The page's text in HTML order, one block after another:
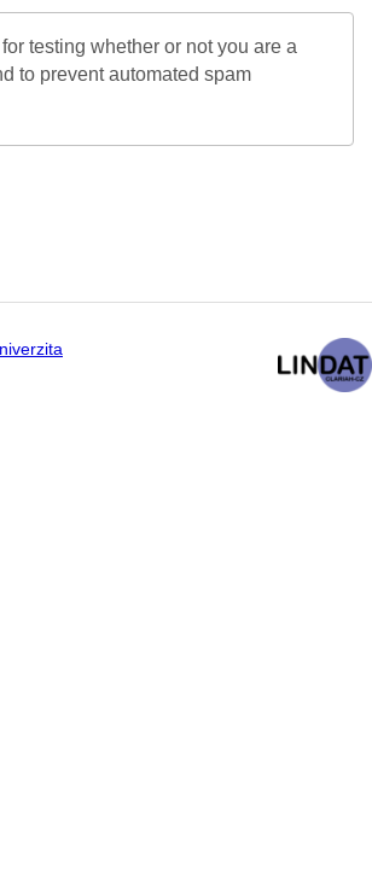
testing whether or not you are a
to prevent automated spam